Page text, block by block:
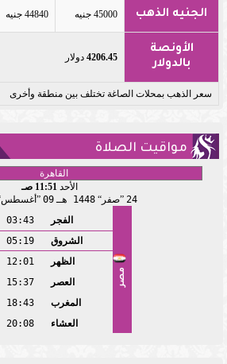
الجنيه الذهب 45000 جنيه 44840 جنيه
الأونصة
بالدولار
4206.45 دولار
سعر الذهب بمحلات الصاغة تختلف بين منطقة وأخرى
مواقيت الصلاة
الأحد11:51 صـ
24 صفر 1448 هـ 09 أغسطس
مصر
الفجر
03:43
الشروق
05:19
الظهر
12:01
العصر
15:37
المغرب
18:43
العشاء
20:08